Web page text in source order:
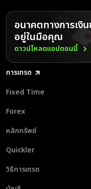
อนาคตทางการเงิ
อยู่ในมือคุณ
ดาวน์โหลดแอปตอนนี้
การเทรด
Fixed Time
Forex
หลักทรัพย์
Quickler
วิธีการเทรด